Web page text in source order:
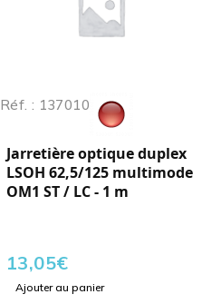
Réf. : 137010
Jarretière optique duplex
LSOH 62,5/125 multimode
OM1 ST / LC - 1 m
13,05€
Ajouter au panier